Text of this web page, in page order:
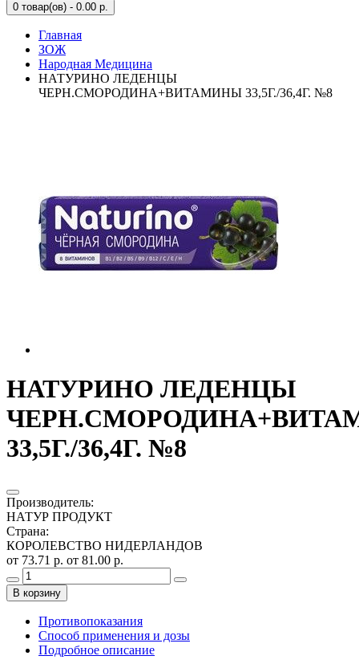
0 товар(ов) - 0.00 р.
Главная
ЗОЖ
Народная Медицина
НАТУРИНО ЛЕДЕНЦЫ
ЧЕРН.СМОРОДИНА+ВИТАМИНЫ 33,5Г./36,4Г. №8
НАТУРИНО ЛЕДЕНЦЫ
33,5Г./36,4Г. №8
Производитель:
НАТУР ПРОДУКТ
Страна:
КОРОЛЕВСТВО НИДЕРЛАНДОВ
от 73.71 р. от 81.00 р.
В корзину
Противопоказания
Способ применения и дозы
Подробное описание